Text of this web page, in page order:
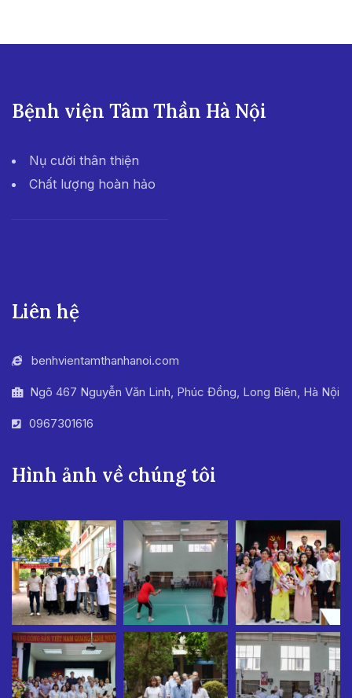
Bệnh viện Tâm Thần Hà Nội
Nụ cười thân thiện
Chất lượng hoàn hảo
Liên hệ
benhvientamthanhanoi.com
Ngõ 467 Nguyễn Văn Linh, Phúc Đồng, Long Biên, Hà Nội
0967301616
Hình ảnh về chúng tôi